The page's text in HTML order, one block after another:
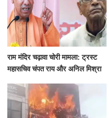
राम मंदिर चढ़ावा चोरी मामला: ट्रस्ट
महासचिव चंपत राय और अनिल मिश्रा
को नहीं...